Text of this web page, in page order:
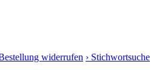
widerrufen › Stichwortsuche